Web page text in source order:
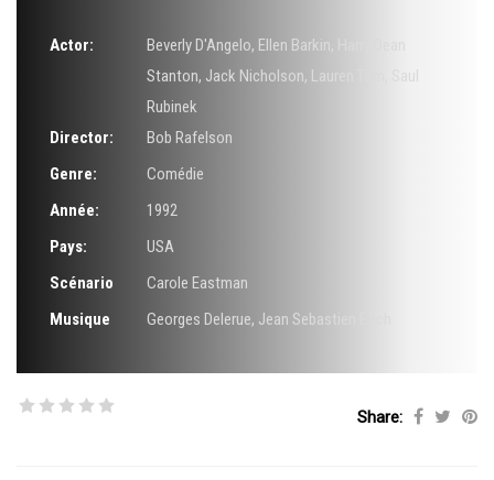
Actor: Beverly D'Angelo, Ellen Barkin
Stanton, Jack Nicholson, Lauren Tom
Rubinek
Director:
Bob Rafelson
Genre:
Comédie
Année:
1992
Pays:
USA
Scénario
Carole Eastman
Musique
Georges Delerue, Jean Sebastien Bach
Share: